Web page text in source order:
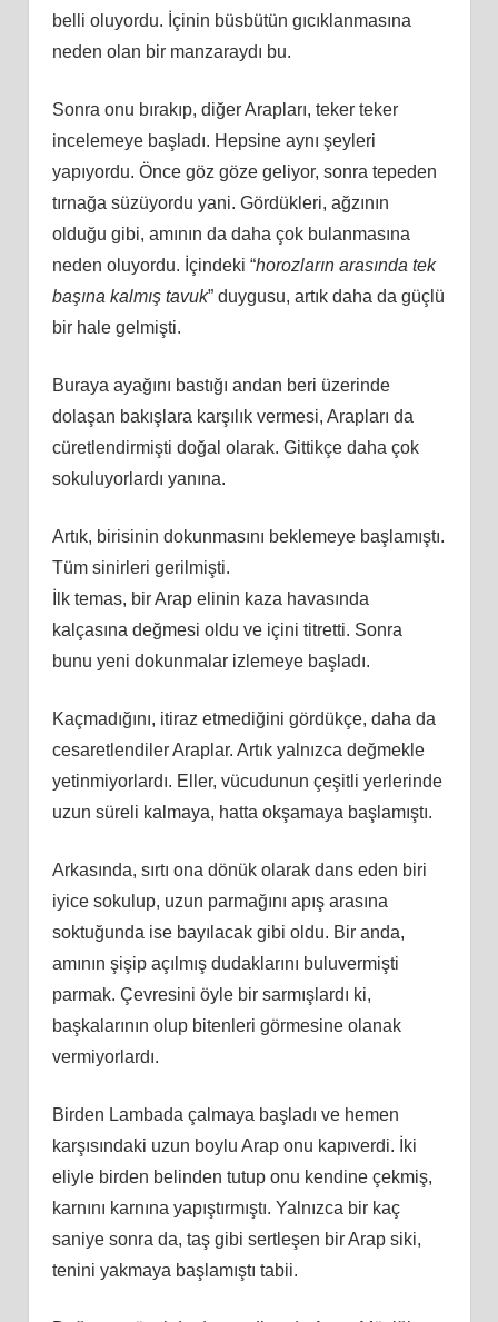
belli oluyordu. İçinin büsbütün gıcıklanmasına
neden olan bir manzaraydı bu.
Sonra onu bırakıp, diğer Arapları, teker teker
incelemeye başladı. Hepsine aynı şeyleri
yapıyordu. Önce göz göze geliyor, sonra tepeden
tırnağa süzüyordu yani. Gördükleri, ağzının
olduğu gibi, amının da daha çok bulanmasına
neden oluyordu. İçindeki “horozların arasında tek
başına kalmış tavuk” duygusu, artık daha da güçlü
bir hale gelmişti.
Buraya ayağını bastığı andan beri üzerinde
dolaşan bakışlara karşılık vermesi, Arapları da
cüretlendirmişti doğal olarak. Gittikçe daha çok
sokuluyorlardı yanına.
Artık, birisinin dokunmasını beklemeye başlamıştı.
Tüm sinirleri gerilmişti.
İlk temas, bir Arap elinin kaza havasında
kalçasına değmesi oldu ve içini titretti. Sonra
bunu yeni dokunmalar izlemeye başladı.
Kaçmadığını, itiraz etmediğini gördükçe, daha da
cesaretlendiler Araplar. Artık yalnızca değmekle
yetinmiyorlardı. Eller, vücudunun çeşitli yerlerinde
uzun süreli kalmaya, hatta okşamaya başlamıştı.
Arkasında, sırtı ona dönük olarak dans eden biri
iyice sokulup, uzun parmağını apış arasına
soktuğunda ise bayılacak gibi oldu. Bir anda,
amının şişip açılmış dudaklarını buluvermişti
parmak. Çevresini öyle bir sarmışlardı ki,
başkalarının olup bitenleri görmesine olanak
vermiyorlardı.
Birden Lambada çalmaya başladı ve hemen
karşısındaki uzun boylu Arap onu kapıverdi. İki
eliyle birden belinden tutup onu kendine çekmiş,
karnını karnına yapıştırmıştı. Yalnızca bir kaç
saniye sonra da, taş gibi sertleşen bir Arap siki,
tenini yakmaya başlamıştı tabii.